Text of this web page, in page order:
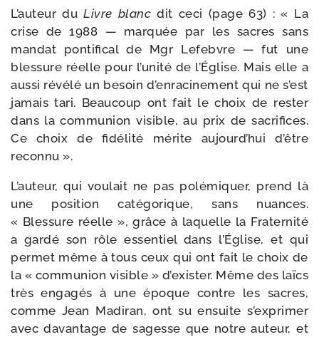
L’auteur duLivre blanc dit ceci (page 63) : « La
crise de 1988 — mar­quée par les sacres sans
man­dat pon­ti­fi­cal de Mgr Lefebvre — fut une
bles­sure réelle pour l’u­ni­té de l’Église. Mais elle a
aus­si révé­lé un besoin d’enraci­nement qui ne s’est
jamais tari. Beau­coup ont fait le choix de res­ter
dans la com­mu­nion visible, au prix de sa­crifices.
Ce choix de fidé­li­té mérite aujourd’­hui d’être
reconnu ».
L’auteur, qui vou­lait ne pas polémi­quer, prend là
une posi­tion catégo­rique, sans nuances.
« Blessure ré­elle », grâce à laquelle la Fraternité
a gar­dé son rôle essen­tiel dans l’Église, et qui
per­met même à tous ceux qui ont fait le choix de
la « com­mu­nion visible » d’exis­ter. Même des laïcs
très enga­gés à une époque contre les sacres,
comme Jean Madiran, ont su ensuite s’ex­pri­mer
avec davan­tage de sagesse que notre auteur, et